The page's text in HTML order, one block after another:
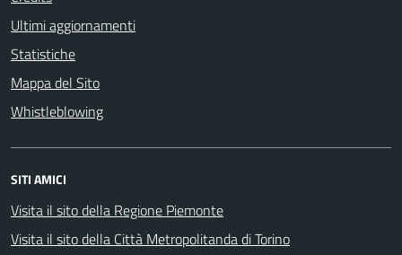
Ultimi aggiornamenti
Statistiche
Mappa del Sito
Whistleblowing
SITI AMICI
Visita il sito della Regione Piemonte
Visita il sito della Città Metropolitanda di Torino